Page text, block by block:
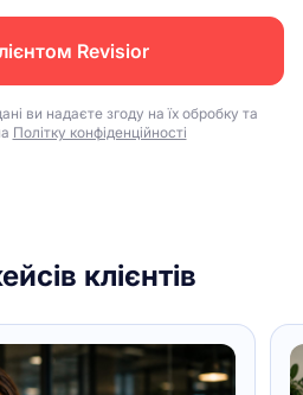
Revisior
ви надаєте згоду на їх обробку та
Політку конфіденційності
клієнтів